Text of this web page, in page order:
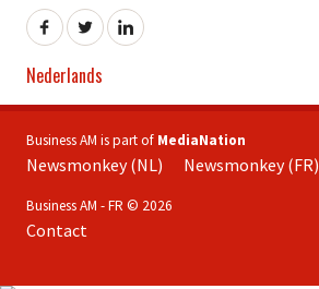
Nederlands
Business AM is part of MediaNation
Newsmonkey (NL) Newsmonkey (FR)
Business AM - FR © 2026
Contact